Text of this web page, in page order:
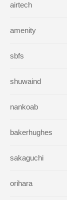
airtech
amenity
sbfs
shuwaind
nankoab
bakerhughes
sakaguchi
orihara